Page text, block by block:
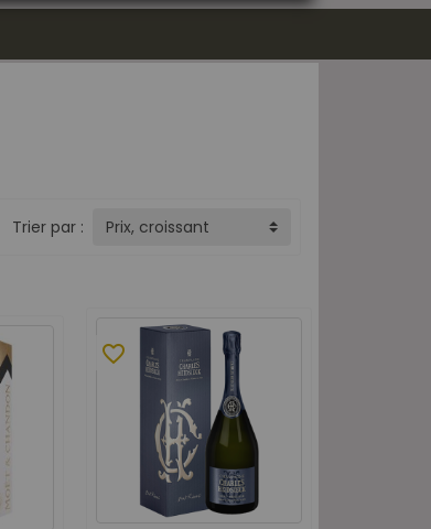
Trier par : Prix, croissant
favorite_border